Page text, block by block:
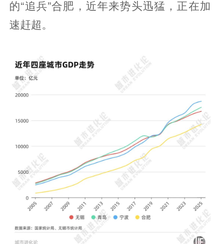
的“追兵”合肥，近年来势头迅猛，正在加
速赶超。